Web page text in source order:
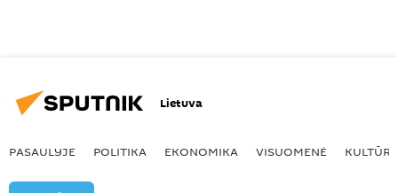
Lietuva
PASAULYJE POLITIKA EKONOMIKA VISUOMENĖ KULTŪRA